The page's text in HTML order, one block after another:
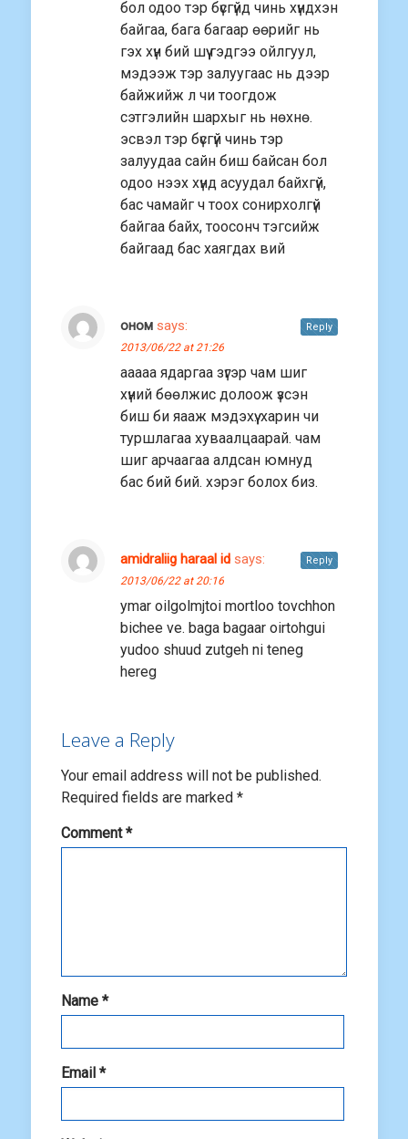
бол одоо тэр бүсгүйд чинь хүндхэн
байгаа, бага багаар өөрийг нь
гэх хүн бий шүү гэдгээ ойлгуул,
мэдээж тэр залуугаас нь дээр
байжийж л чи тоогдож
сэтгэлийн шархыг нь нөхнө.
эсвэл тэр бүсгүй чинь тэр
залуудаа сайн биш байсан бол
одоо нээх хүнд асуудал байхгүй,
бас чамайг ч тоох сонирхолгүй
байгаа байх, тоосонч тэгсийж
байгаад бас хаягдах вий
оном says:
2013/06/22 at 21:26
ааааа ядаргаа зүгэр чам шиг
хүний бөөлжис долоож үзсэн
биш би яааж мэдэхүү. харин чи
туршлагаа хуваалцаарай. чам
шиг арчаагаа алдсан юмнуд
бас бий бий. хэрэг болох биз.
Reply
amidraliig haraal id says:
2013/06/22 at 20:16
ymar oilgolmjtoi mortloo tovchhon
bichee ve. baga bagaar oirtohgui
yudoo shuud zutgeh ni teneg
hereg
Reply
Leave a Reply
Your email address will not be published.
Required fields are marked *
Comment*
Name *
Email *